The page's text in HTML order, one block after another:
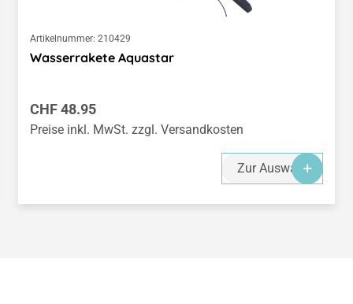
Artikelnummer: 210429
Wasserrakete Aquastar
Regulärer Preis:
CHF 48.95
Preise inkl. MwSt. zzgl. Versandkosten
Zur Auswahl